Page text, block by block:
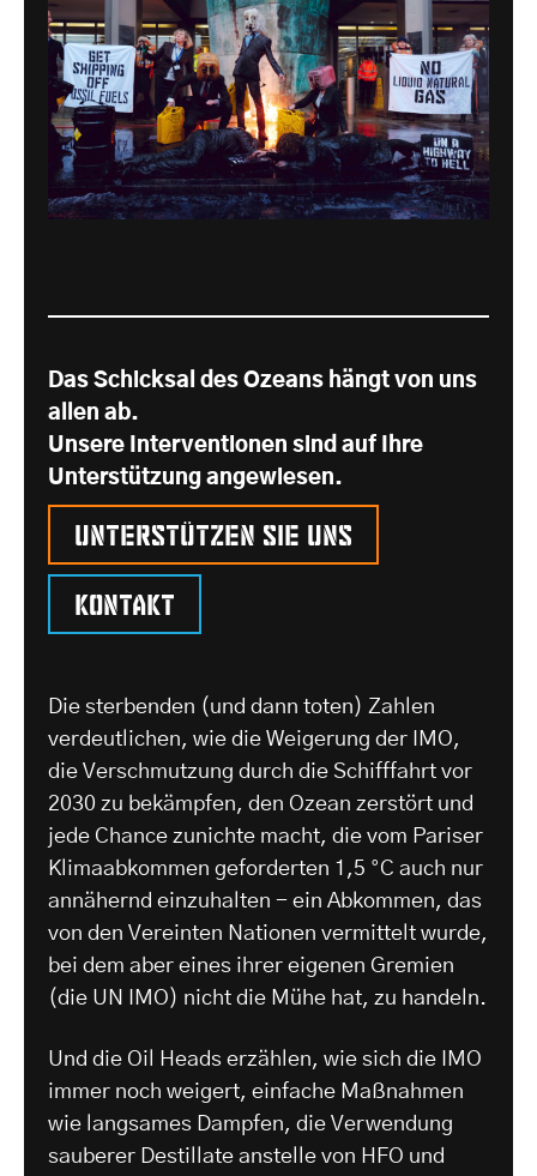
Das Schicksal des Ozeans hängt von uns
allen ab.
Unsere Interventionen sind auf Ihre
Unterstützung angewiesen.
Unterstützen Sie uns
Kontakt
Die sterbenden (und dann toten) Zahlen
verdeutlichen, wie die Weigerung der IMO,
die Verschmutzung durch die Schifffahrt vor
2030 zu bekämpfen, den Ozean zerstört und
jede Chance zunichte macht, die vom Pariser
Klimaabkommen geforderten 1,5 °C auch nur
annähernd einzuhalten - ein Abkommen, das
von den Vereinten Nationen vermittelt wurde,
bei dem aber eines ihrer eigenen Gremien
(die UN IMO) nicht die Mühe hat, zu handeln.
Und die Oil Heads erzählen, wie sich die IMO
immer noch weigert, einfache Maßnahmen
wie langsames Dampfen, die Verwendung
sauberer Destillate anstelle von HFO und